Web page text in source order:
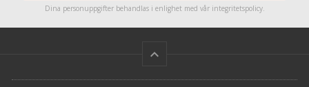
Dina personuppgifter behandlas i enlighet med vår integritetspolicy.
keyboard_arrow_up